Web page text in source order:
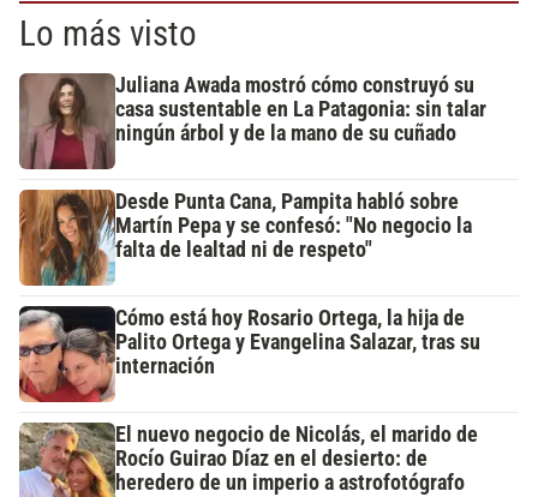
Lo más visto
Juliana Awada mostró cómo construyó su
casa sustentable en La Patagonia: sin talar
ningún árbol y de la mano de su cuñado
Desde Punta Cana, Pampita habló sobre
Martín Pepa y se confesó: "No negocio la
falta de lealtad ni de respeto"
Cómo está hoy Rosario Ortega, la hija de
Palito Ortega y Evangelina Salazar, tras su
internación
El nuevo negocio de Nicolás, el marido de
Rocío Guirao Díaz en el desierto: de
heredero de un imperio a astrofotógrafo